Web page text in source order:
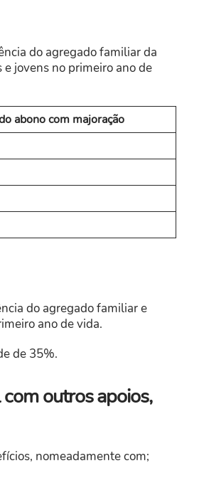
do agregado familiar da
jovens no primeiro ano de
abono com majoração
do agregado familiar e
ano de vida.
de 35%.
outros apoios,
nomeadamente com;